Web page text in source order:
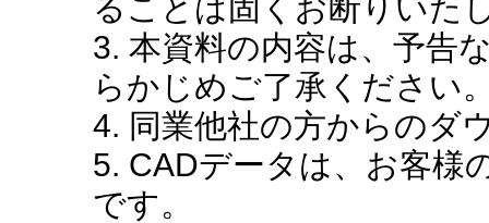
ることは固くお断りいた
3. 本資料の内容は、予告
らかじめご了承ください
4. 同業他社の方からのダ
5. CADデータは、お客様
です。